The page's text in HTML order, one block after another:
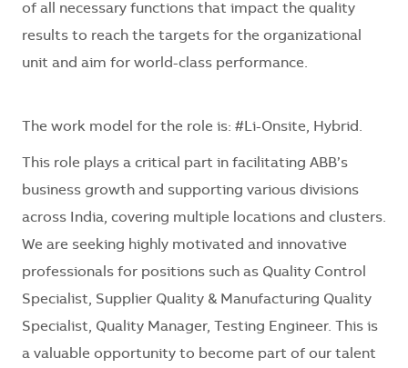
of all necessary functions that impact the quality
results to reach the targets for the organizational
unit and aim for world-class performance.
The work model for the role is: #Li-Onsite, Hybrid.
This role plays a critical part in facilitating ABB’s
business growth and supporting various divisions
across India, covering multiple locations and clusters.
We are seeking highly motivated and innovative
professionals for positions such as Quality Control
Specialist, Supplier Quality & Manufacturing Quality
Specialist, Quality Manager, Testing Engineer. This is
a valuable opportunity to become part of our talent